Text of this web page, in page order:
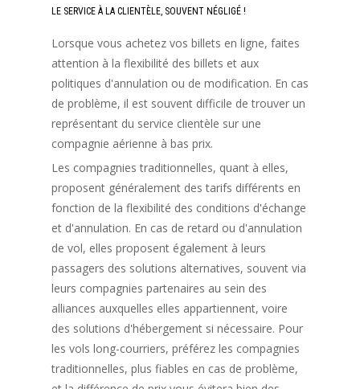
LE SERVICE À LA CLIENTÈLE, SOUVENT NÉGLIGÉ !
Lorsque vous achetez vos billets en ligne, faites
attention à la flexibilité des billets et aux
politiques d'annulation ou de modification. En cas
de problème, il est souvent difficile de trouver un
représentant du service clientèle sur une
compagnie aérienne à bas prix.
Les compagnies traditionnelles, quant à elles,
proposent généralement des tarifs différents en
fonction de la flexibilité des conditions d'échange
et d'annulation. En cas de retard ou d'annulation
de vol, elles proposent également à leurs
passagers des solutions alternatives, souvent via
leurs compagnies partenaires au sein des
alliances auxquelles elles appartiennent, voire
des solutions d'hébergement si nécessaire. Pour
les vols long-courriers, préférez les compagnies
traditionnelles, plus fiables en cas de problème,